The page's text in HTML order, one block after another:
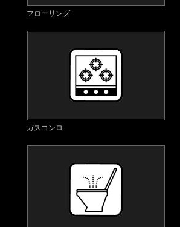
フローリング
ガスコンロ